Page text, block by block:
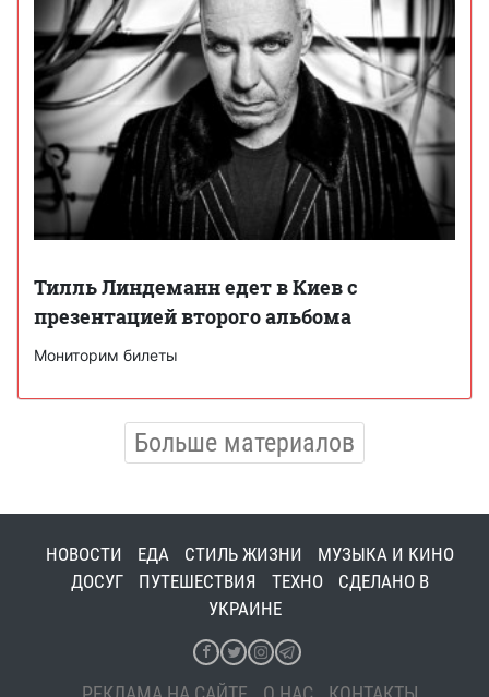
Тилль Линдеманн едет в Киев с
презентацией второго альбома
Мониторим билеты
Больше материалов
НОВОСТИ ЕДА СТИЛЬ ЖИЗНИ
МУЗЫКА И КИНО
ДОСУГ
ПУТЕШЕСТВИЯ ТЕХНО
СДЕЛАНО В
УКРАИНЕ